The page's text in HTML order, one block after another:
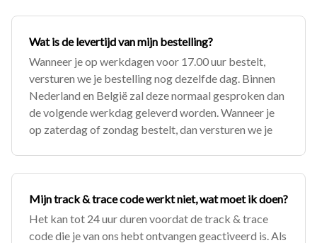
Wat is de levertijd van mijn bestelling?
Wanneer je op werkdagen voor 17.00 uur bestelt,
versturen we je bestelling nog dezelfde dag. Binnen
Nederland en België zal deze normaal gesproken dan
de volgende werkdag geleverd worden. Wanneer je
op zaterdag of zondag bestelt, dan versturen we je
Mijn track & trace code werkt niet, wat moet ik doen?
Het kan tot 24 uur duren voordat de track & trace
code die je van ons hebt ontvangen geactiveerd is. Als